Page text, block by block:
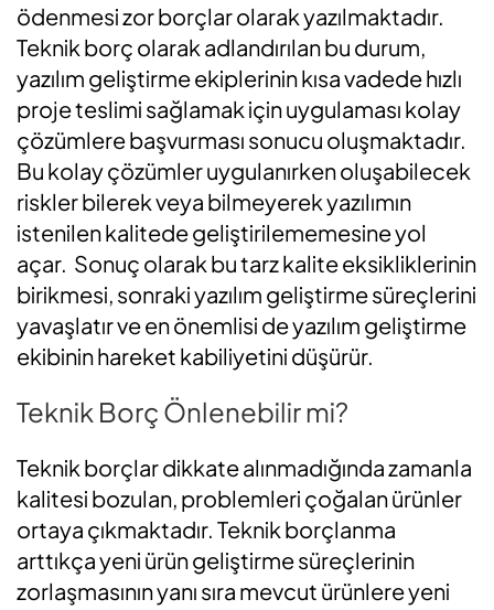
ödenmesi zor borçlar olarak yazılmaktadır.
Teknik borç olarak adlandırılan bu durum,
yazılım geliştirme ekiplerinin kısa vadede hızlı
proje teslimi sağlamak için uygulaması kolay
çözümlere başvurması sonucu oluşmaktadır.
Bu kolay çözümler uygulanırken oluşabilecek
riskler bilerek veya bilmeyerek yazılımın
istenilen kalitede geliştirilememesine yol
açar. Sonuç olarak bu tarz kalite eksikliklerinin
birikmesi, sonraki yazılım geliştirme süreçlerini
yavaşlatır ve en önemlisi de yazılım geliştirme
ekibinin hareket kabiliyetini düşürür.
Teknik Borç Önlenebilir mi?
Teknik borçlar dikkate alınmadığında zamanla
kalitesi bozulan, problemleri çoğalan ürünler
ortaya çıkmaktadır. Teknik borçlanma
arttıkça yeni ürün geliştirme süreçlerinin
zorlaşmasının yanı sıra mevcut ürünlere yeni